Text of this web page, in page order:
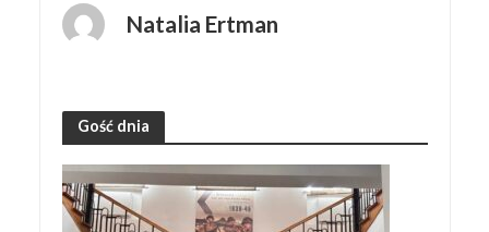
Natalia Ertman
Gość dnia